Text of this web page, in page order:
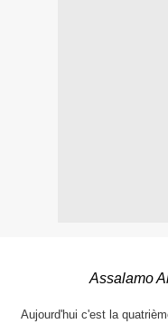
Assalamo
Aujourd'hui c'est la